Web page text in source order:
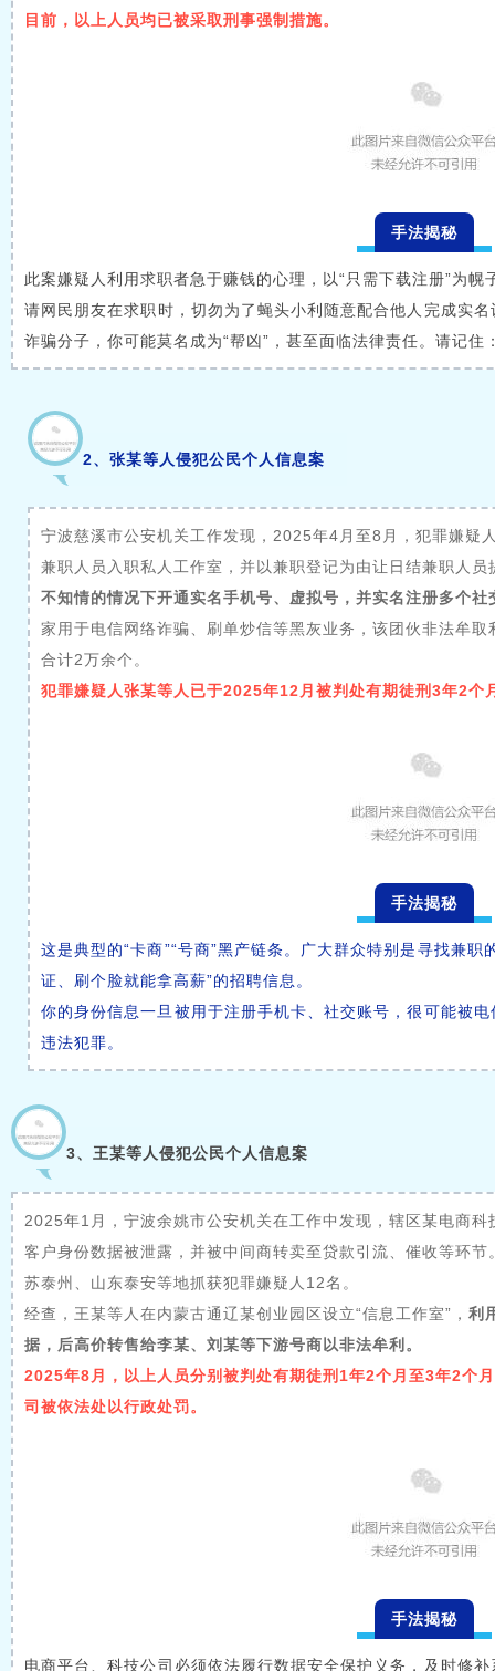
目前，以上人员均已被采取刑事强制措施。
手法揭秘
此案嫌疑人利用求职者急于赚钱的心理，以“只需下载注册”为
请网民朋友在求职时，切勿为了蝇头小利随意配合他人完成实
诈骗分子，你可能莫名成为“帮凶”，甚至面临法律责任。请记住
2、张某等人侵犯公民个人信息案
宁波慈溪市公安机关工作发现，2025年4月至8月，犯罪嫌疑
兼职人员入职私人工作室，并以兼职登记为由让日结兼职人
不知情的情况下开通实名手机号、虚拟号，并实名注册多个社
家用于电信网络诈骗、刷单炒信等黑灰业务，该团伙非法牟
合计2万余个。
犯罪嫌疑人张某等人已于2025年12月被判处有期徒刑3年2个
手法揭秘
这是典型的“卡商”“号商”黑产链条。广大群众特别是寻找兼
证、刷个脸就能拿高薪”的招聘信息。
你的身份信息一旦被用于注册手机卡、社交账号，很可能被
违法犯罪。
3、王某等人侵犯公民个人信息案
2025年1月，宁波余姚市公安机关在工作中发现，辖区某电商科
客户身份数据被泄露，并被中间商转卖至贷款引流、催收等环
苏泰州、山东泰安等地抓获犯罪嫌疑人12名。
经查，王某等人在内蒙古通辽某创业园区设立“信息工作室”， 利
据，后高价转售给李某、刘某等下游号商以非法牟利。
2025年8月，以上人员分别被判处有期徒刑1年2个月至3年2个
司被依法处以行政处罚。
手法揭秘
电商平台、科技公司必须依法履行数据安全保护义务，及时修